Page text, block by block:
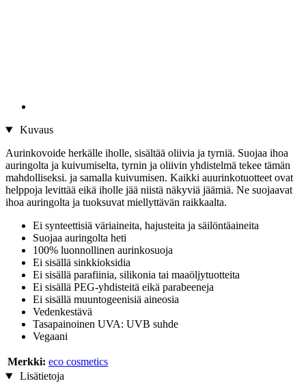
Kuvaus
Aurinkovoide herkälle iholle, sisältää oliivia ja tyrniä. Suojaa ihoa
auringolta ja kuivumiselta, tyrnin ja oliivin yhdistelmä tekee tämän
mahdolliseksi. ja samalla kuivumisen. Kaikki auurinkotuotteet ovat
helppoja levittää eikä iholle jää niistä näkyviä jäämiä. Ne suojaavat
ihoa auringolta ja tuoksuvat miellyttävän raikkaalta.
Ei synteettisiä väriaineita, hajusteita ja säilöntäaineita
Suojaa auringolta heti
100% luonnollinen aurinkosuoja
Ei sisällä sinkkioksidia
Ei sisällä parafiinia, silikonia tai maaöljytuotteita
Ei sisällä PEG-yhdisteitä eikä parabeeneja
Ei sisällä muuntogeenisiä aineosia
Vedenkestävä
Tasapainoinen UVA: UVB suhde
Vegaani
Merkki: eco cosmetics
Lisätietoja